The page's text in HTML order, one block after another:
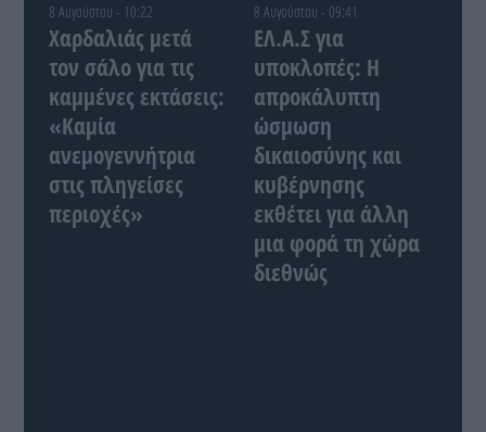
8 Αυγούστου - 10:22
Χαρδαλιάς μετά
τον σάλο για τις
καμμένες εκτάσεις:
«Καμία
ανεμογεννήτρια
στις πληγείσες
περιοχές»
8 Αυγούστου - 09:41
ΕΛ.Α.Σ για
υποκλοπές: Η
απροκάλυπτη
ώσμωση
δικαιοσύνης και
κυβέρνησης
εκθέτει για άλλη
μια φορά τη χώρα
διεθνώς